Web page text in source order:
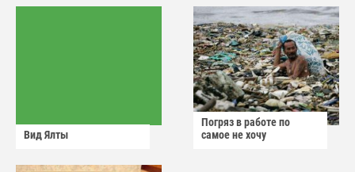
Вид Ялты
Погряз в работе по
самое не хочу